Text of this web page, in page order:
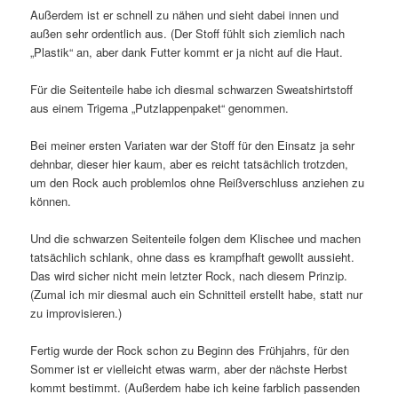
Außerdem ist er schnell zu nähen und sieht dabei innen und
außen sehr ordentlich aus. (Der Stoff fühlt sich ziemlich nach
„Plastik“ an, aber dank Futter kommt er ja nicht auf die Haut.
Für die Seitenteile habe ich diesmal schwarzen Sweatshirtstoff
aus einem Trigema „Putzlappenpaket“ genommen.
Bei meiner ersten Variaten war der Stoff für den Einsatz ja sehr
dehnbar, dieser hier kaum, aber es reicht tatsächlich trotzden,
um den Rock auch problemlos ohne Reißverschluss anziehen zu
können.
Und die schwarzen Seitenteile folgen dem Klischee und machen
tatsächlich schlank, ohne dass es krampfhaft gewollt aussieht.
Das wird sicher nicht mein letzter Rock, nach diesem Prinzip.
(Zumal ich mir diesmal auch ein Schnitteil erstellt habe, statt nur
zu improvisieren.)
Fertig wurde der Rock schon zu Beginn des Frühjahrs, für den
Sommer ist er vielleicht etwas warm, aber der nächste Herbst
kommt bestimmt. (Außerdem habe ich keine farblich passenden